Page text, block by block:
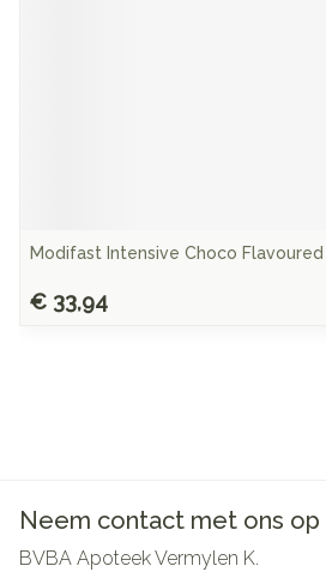
Modifast Intensive Choco
€ 33,94
Neem contact met ons op
BVBA Apoteek Vermylen K.